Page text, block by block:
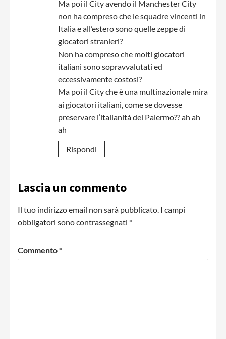
Ma poi il City avendo il Manchester City
non ha compreso che le squadre vincenti in
Italia e all’estero sono quelle zeppe di
giocatori stranieri?
Non ha compreso che molti giocatori
italiani sono sopravvalutati ed
eccessivamente costosi?
Ma poi il City che è una multinazionale mira
ai giocatori italiani, come se dovesse
preservare l’italianità del Palermo?? ah ah
ah
Rispondi
Lascia un commento
Il tuo indirizzo email non sarà pubblicato. I campi
obbligatori sono contrassegnati *
Commento*